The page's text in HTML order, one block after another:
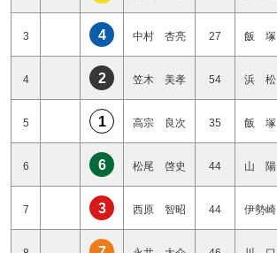
3 4 中村 杏亮 27 飯 塚
4 2 笠木 美孝 54 浜 松
5 1 高宗 良次 35 飯 塚
6 6 松尾 啓史 44 山 陽
7 3 西原 智昭 44 伊勢崎